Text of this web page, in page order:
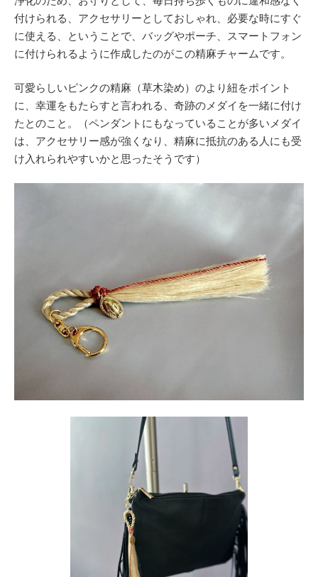
付けられる、アクセサリーとしておしゃれ、必要な時にすぐ
に使える、ということで、バッグやポーチ、スマートフォン
に付けられるように作成したのがこの精麻チャームです。
可愛らしいピンクの精麻（草木染め）のより紐をポイント
に、幸運をもたらすと言われる、奇跡のメダイを一緒に付け
たとのこと。（ペンダントにもなっていることが多いメダイ
は、アクセサリー感が強くなり、精麻に抵抗のある人にも受
け入れられやすいかと思ったそうです）